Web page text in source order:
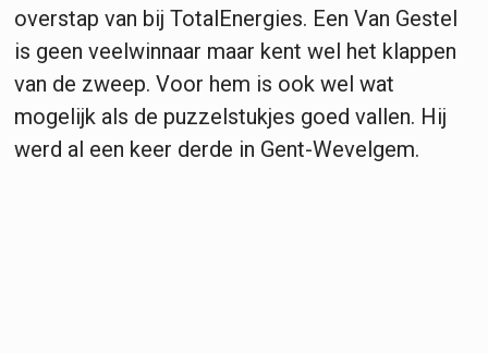
overstap van bij TotalEnergies. Een Van Gestel
is geen veelwinnaar maar kent wel het klappen
van de zweep. Voor hem is ook wel wat
mogelijk als de puzzelstukjes goed vallen. Hij
werd al een keer derde in Gent-Wevelgem.